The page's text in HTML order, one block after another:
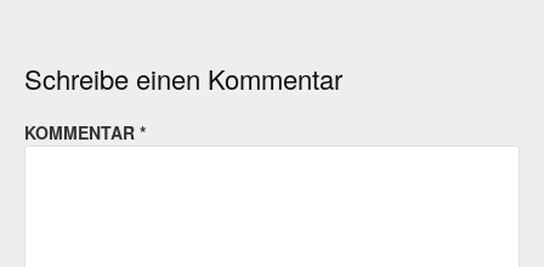
Schreibe einen Kommentar
KOMMENTAR *